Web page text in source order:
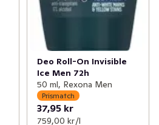
Deo Roll-On Invisible
Ice Men 72h
50 ml, Rexona Men
Prismatch
37,95 kr
759,00 kr /l